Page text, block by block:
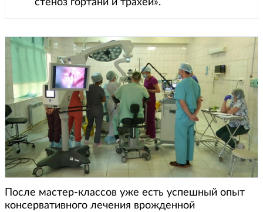
стеноз гортани и трахеи».
После мастер-классов уже есть успешный опыт
консервативного лечения врожденной